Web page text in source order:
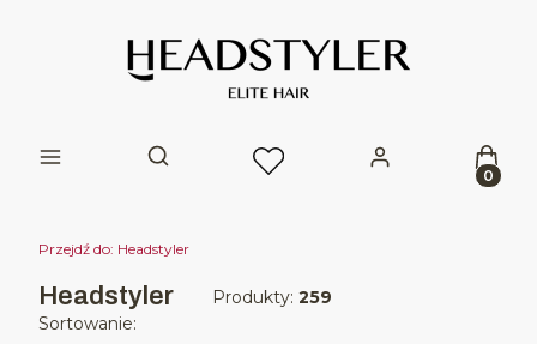
Otwórz wyszukiwarkę
Przejdź do: Headstyler
Headstyler Produkty: 259
Lista produktów
Sortowanie: